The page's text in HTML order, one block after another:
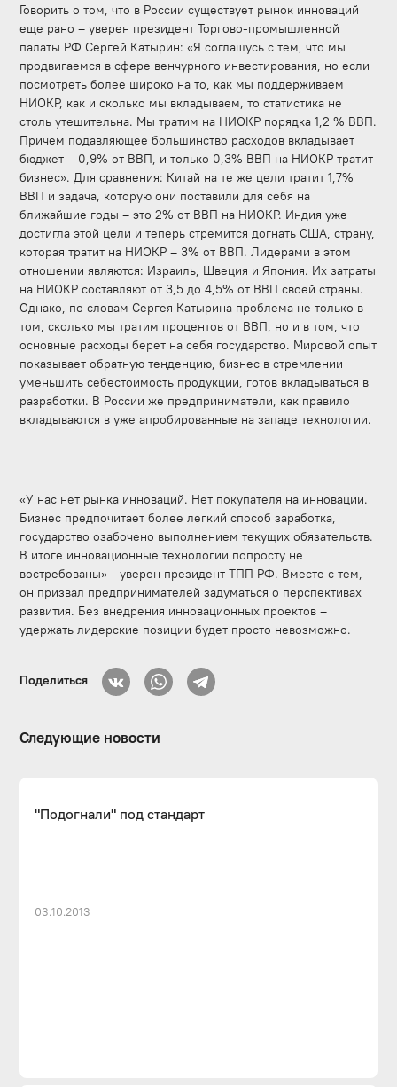
Говорить о том, что в России существует рынок инноваций
еще рано – уверен президент Торгово-промышленной
палаты РФ Сергей Катырин: «Я соглашусь с тем, что мы
продвигаемся в сфере венчурного инвестирования, но если
посмотреть более широко на то, как мы поддерживаем
НИОКР, как и сколько мы вкладываем, то статистика не
столь утешительна. Мы тратим на НИОКР порядка 1,2 % ВВП.
Причем подавляющее большинство расходов вкладывает
бюджет – 0,9% от ВВП, и только 0,3% ВВП на НИОКР тратит
бизнес». Для сравнения: Китай на те же цели тратит 1,7%
ВВП и задача, которую они поставили для себя на
ближайшие годы – это 2% от ВВП на НИОКР. Индия уже
достигла этой цели и теперь стремится догнать США, страну,
которая тратит на НИОКР – 3% от ВВП. Лидерами в этом
отношении являются: Израиль, Швеция и Япония. Их затраты
на НИОКР составляют от 3,5 до 4,5% от ВВП своей страны.
Однако, по словам Сергея Катырина проблема не только в
том, сколько мы тратим процентов от ВВП, но и в том, что
основные расходы берет на себя государство. Мировой опыт
показывает обратную тенденцию, бизнес в стремлении
уменьшить себестоимость продукции, готов вкладываться в
разработки. В России же предприниматели, как правило
вкладываются в уже апробированные на западе технологии.
«У нас нет рынка инноваций. Нет покупателя на инновации.
Бизнес предпочитает более легкий способ заработка,
государство озабочено выполнением текущих обязательств.
В итоге инновационные технологии попросту не
востребованы» - уверен президент ТПП РФ. Вместе с тем,
он призвал предпринимателей задуматься о перспективах
развития. Без внедрения инновационных проектов –
удержать лидерские позиции будет просто невозможно.
Поделиться
Следующие новости
"Подогнали" под стандарт
03.10.2013